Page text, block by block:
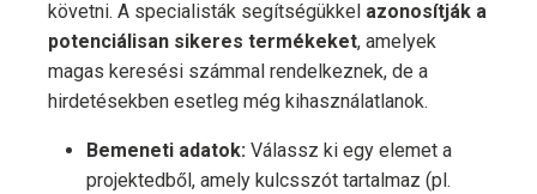
követni. A specialisták segítségükkel azonosítják a
potenciálisan sikeres termékeket, amelyek
magas keresési számmal rendelkeznek, de a
hirdetésekben esetleg még kihasználatlanok.
Bemeneti adatok: Válassz ki egy elemet a
projektedből, amely kulcsszót tartalmaz (pl.